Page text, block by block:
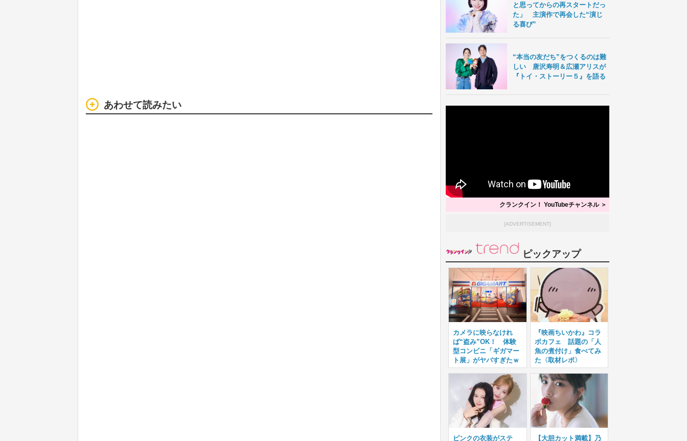
あわせて読みたい
と思ってからの再スタートだっ
た」 主演作で再会した“演じ
る喜び”
“本当の友だち”をつくるのは難
しい 唐沢寿明＆広瀬アリスが
『トイ・ストーリー５』を語る
クランクイン！ YouTubeチャンネル ＞
[ADVERTISEMENT]
ピックアップ
カメラに映らなけれ
ば“盗み”OK！ 体験
型コンビニ「ギガマー
ト展」がヤバすぎたｗ
『映画ちいかわ』コラ
ボカフェ 話題の「人
魚の煮付け」食べてみ
た〈取材レポ〉
ピンクの衣装がステ 【大胆カット満載】乃